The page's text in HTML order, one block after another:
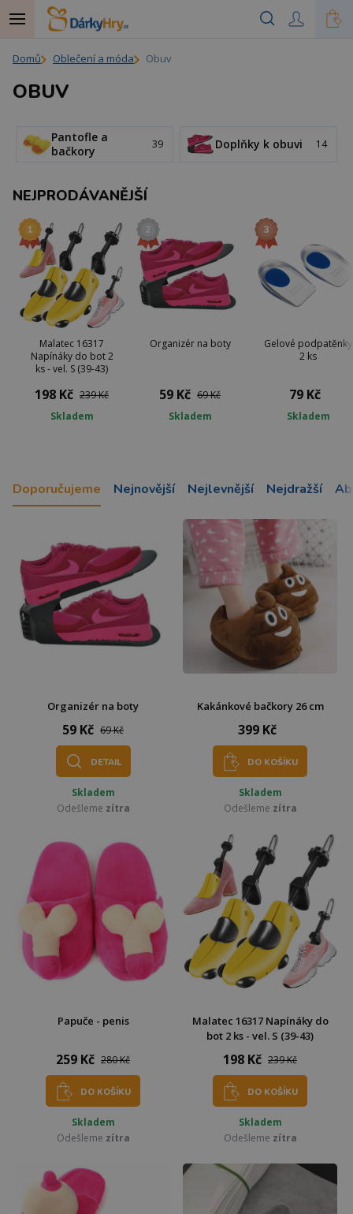
Domů Oblečení a móda Obuv
OBUV
Pantofle a
bačkory
39 Doplňky k obuvi 14
NEJPRODÁVANĚJŠÍ
Malatec 16317
Napínáky do bot 2
ks - vel. S (39-43)
198 Kč 239 Kč
Skladem
Organizér na boty
59 Kč 69 Kč
Skladem
Gelové podpatěnky
2 ks
79 Kč
Skladem
Doporučujeme Nejnovější Nejlevnější Nejdražší
Organizér na boty
59 Kč 69 Kč
DETAIL
Skladem
Odešleme zítra
Kakánkové bačkory 26 cm
399 Kč
DO KOŠÍKU
Skladem
Odešleme zítra
Papuče - penis
259 Kč 280 Kč
DO KOŠÍKU
Skladem
Odešleme zítra
Malatec 16317 Napínáky do
bot 2 ks - vel. S (39-43)
198 Kč 239 Kč
DO KOŠÍKU
Skladem
Odešleme zítra